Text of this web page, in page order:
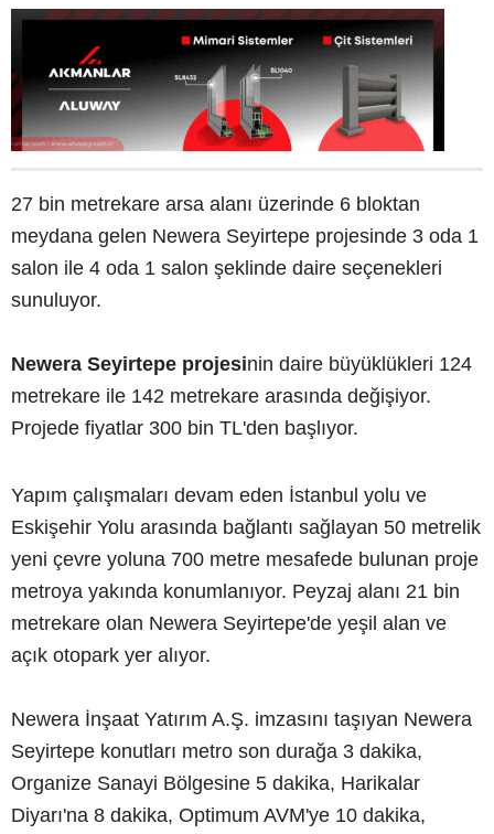
27 bin metrekare arsa alanı üzerinde 6 bloktan
meydana gelen Newera Seyirtepe projesinde 3 oda 1
salon ile 4 oda 1 salon şeklinde daire seçenekleri
sunuluyor.
Newera Seyirtepe projesinin daire büyüklükleri 124
metrekare ile 142 metrekare arasında değişiyor.
Projede fiyatlar 300 bin TL'den başlıyor.
Yapım çalışmaları devam eden İstanbul yolu ve
Eskişehir Yolu arasında bağlantı sağlayan 50 metrelik
yeni çevre yoluna 700 metre mesafede bulunan proje
metroya yakında konumlanıyor. Peyzaj alanı 21 bin
metrekare olan Newera Seyirtepe'de yeşil alan ve
açık otopark yer alıyor.
Newera İnşaat Yatırım A.Ş. imzasını taşıyan Newera
Seyirtepe konutları metro son durağa 3 dakika,
Organize Sanayi Bölgesine 5 dakika, Harikalar
Diyarı'na 8 dakika, Optimum AVM'ye 10 dakika,